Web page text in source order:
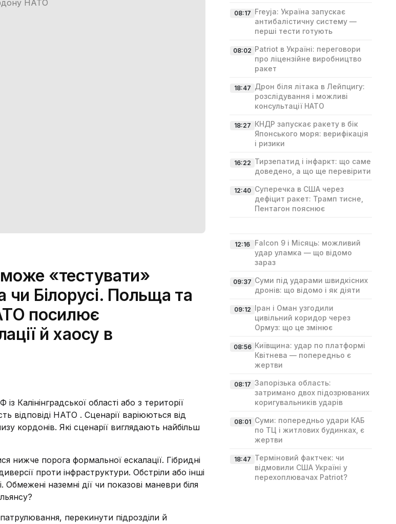
«тестувати»
чи Білорусі. Польща та
посилює
й хаосу в
Калінінградської області або з території
відповіді НАТО . Сценарії варіюються від
кордонів. Які сценарії виглядають найбільш
нижче порога формальної ескалації. Гібридні
проти інфраструктури. Обстріли або інші
наземні дії чи показові маневри біля
перекинути підрозділи й
08:17 Freyja: Україна запускає
антибалістичну систему —
перші тести готують
08:02 Patriot в Україні: переговори
про ліцензійне виробництво
ракет
18:47 Дрон біля літака в Лейпцигу:
розслідування і можливі
консультації НАТО
18:27 КНДР запускає ракету в бік
Японського моря: верифікація
і ризики
16:22 Тирзепатид і інфаркт: що саме
доведено, а що ще перевірити
12:40 Суперечка в США через
дефіцит ракет: Трамп тисне,
Пентагон пояснює
12:16
Falcon 9 і Місяць: можливий
удар уламка — що відомо
зараз
09:37 Суми під ударами швидкісних
дронів: що відомо і як діяти
09:12 Іран і Оман узгодили
цивільний коридор через
Ормуз: що це змінює
08:56 Київщина: удар по платформі
Квітнева — попередньо є
жертви
08:17 Запорізька область:
затримано двох підозрюваних
коригувальників ударів
08:01 Суми: попередньо удари КАБ
по ТЦ і житлових будинках, є
жертви
18:47 Терміновий фактчек: чи
відмовили США Україні у
перехоплювачах Patriot?